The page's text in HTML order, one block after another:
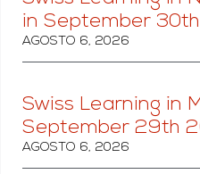
in September
AGOSTO 6, 2026
Swiss Learning in
September 29th
AGOSTO 6, 2026